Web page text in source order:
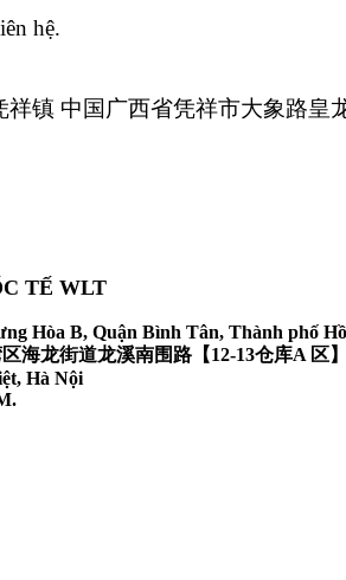
hệ.
镇 中国广西省凭祥市大象路皇
TẾ WLT
Hòa B, Quận Bình Tân, Thành phố
海龙街道龙溪南围路【12-13仓库A 区】
Hà Nội